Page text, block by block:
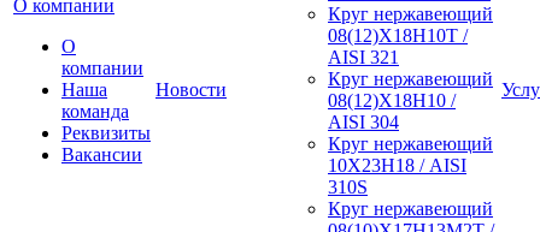
О компании
О
компании
Наша
команда
Реквизиты
Вакансии
Новости
Круг нержавеющий
08(12)Х18Н10Т /
AISI 321
Круг нержавеющий
08(12)Х18Н10 /
AISI 304
Круг нержавеющий
10Х23Н18 / AISI
310S
Круг нержавеющий